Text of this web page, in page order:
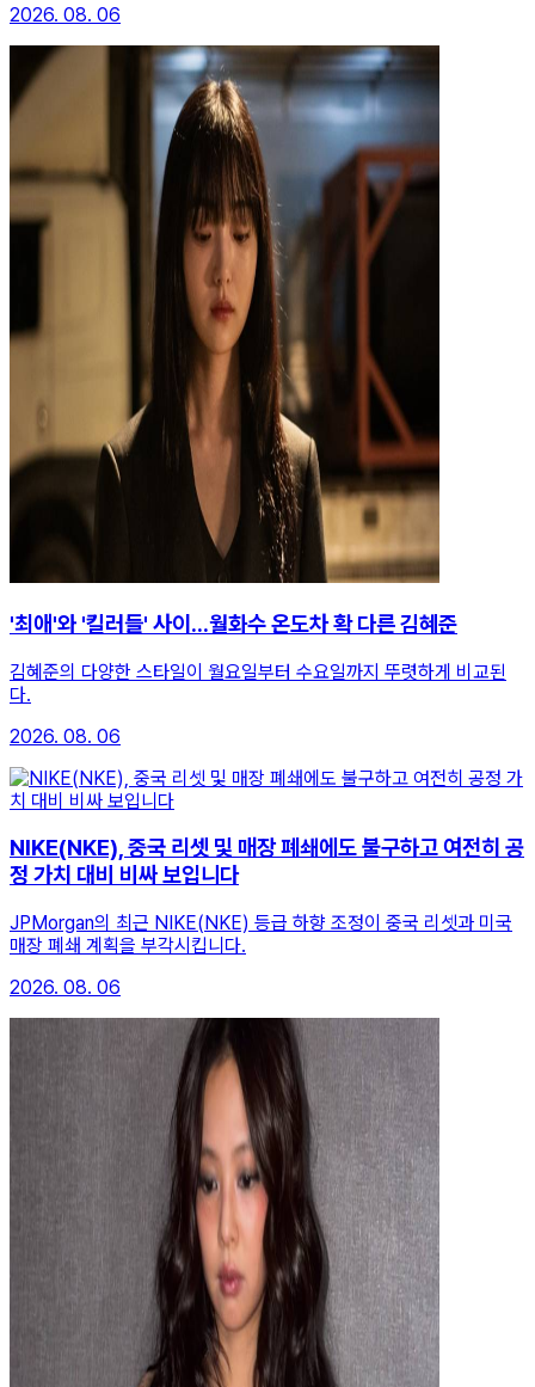
2026. 08. 06
'최애'와 '킬러들' 사이...월화수 온도차 확 다른 김혜준
김혜준의 다양한 스타일이 월요일부터 수요일까지 뚜렷하게 비교된
다.
2026. 08. 06
NIKE(NKE), 중국 리셋 및 매장 폐쇄에도 불구하고 여전히 공
정 가치 대비 비싸 보입니다
JPMorgan의 최근 NIKE(NKE) 등급 하향 조정이 중국 리셋과 미국
매장 폐쇄 계획을 부각시킵니다.
2026. 08. 06